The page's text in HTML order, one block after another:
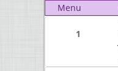
Menu
1